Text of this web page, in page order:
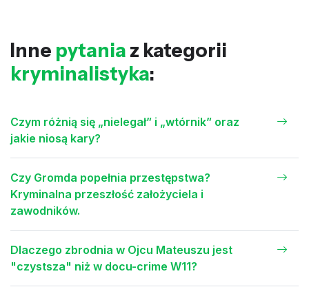
Inne pytania z kategorii
kryminalistyka:
Czym różnią się „nielegał” i „wtórnik” oraz
jakie niosą kary?
Czy Gromda popełnia przestępstwa?
Kryminalna przeszłość założyciela i
zawodników.
Dlaczego zbrodnia w Ojcu Mateuszu jest
"czystsza" niż w docu-crime W11?